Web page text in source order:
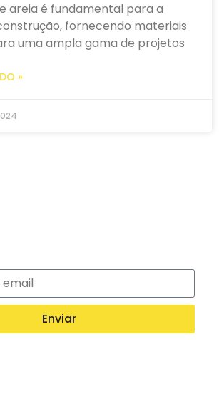
areia é fundamental para a
fornecendo materiais
uma ampla gama de projetos
»
Enviar